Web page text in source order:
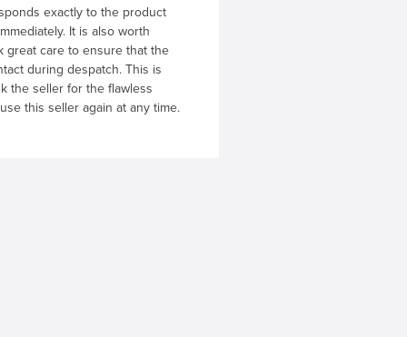
exactly to the product
It is also worth
great care to ensure that the
during despatch. This is
the seller for the flawless
this seller again at any time.